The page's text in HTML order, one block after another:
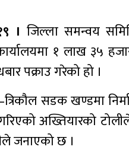
। जिल्ला समन्वय
१ लाख ३५
पक्राउ गरेको हो ।
सडक खण्डमा
अख्तियारको
जनाएको छ ।